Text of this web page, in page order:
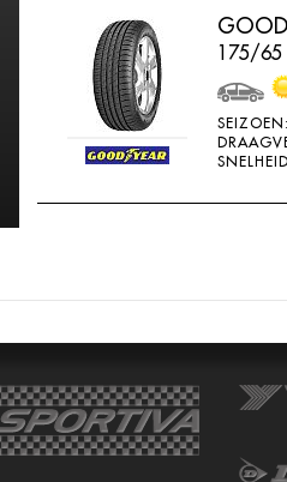
175/65